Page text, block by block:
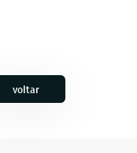
voltar